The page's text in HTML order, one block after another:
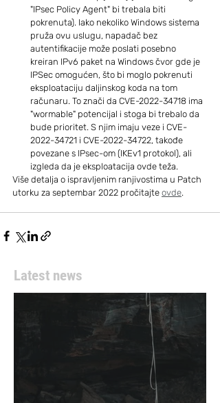
"IPsec Policy Agent" bi trebala biti
pokrenuta). Iako nekoliko Windows sistema
pruža ovu uslugu, napadač bez
autentifikacije može poslati posebno
kreiran IPv6 paket na Windows čvor gde je
IPSec omogućen, što bi moglo pokrenuti
eksploataciju daljinskog koda na tom
računaru. To znači da CVE-2022-34718 ima
"wormable" potencijal i stoga bi trebalo da
bude prioritet. S njim imaju veze i CVE-
2022-34721 i CVE-2022-34722, takođe
povezane s IPsec-om (IKEv1 protokol), ali
izgleda da je eksploatacija ovde teža.
Više detalja o ispravljenim ranjivostima u Patch
utorku za septembar 2022 pročitajte ovde.
Latest news